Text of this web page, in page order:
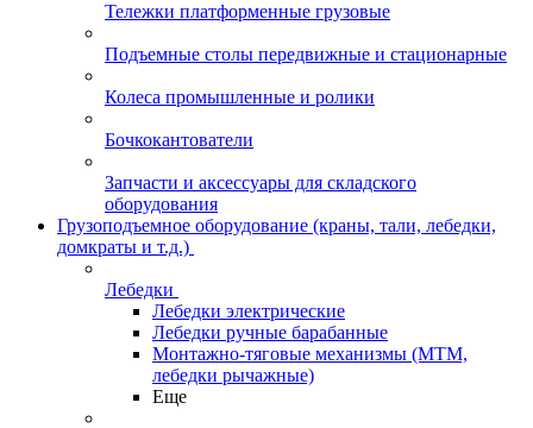
Тележки платформенные грузовые
Подъемные столы передвижные и стационарные
Колеса промышленные и ролики
Бочкокантователи
Запчасти и аксессуары для складского
оборудования
Грузоподъемное оборудование (краны, тали, лебедки,
домкраты и т.д.)
Лебедки
Лебедки электрические
Лебедки ручные барабанные
Монтажно-тяговые механизмы (МТМ,
лебедки рычажные)
Еще